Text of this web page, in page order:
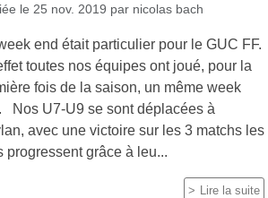
le 25 nov. 2019 par nicolas bach
end était particulier pour le GUC FF.
toutes nos équipes ont joué, pour la
fois de la saison, un même week
Nos U7-U9 se sont déplacées à
avec une victoire sur les 3 matchs les
progressent grâce à leu...
Lire la suite